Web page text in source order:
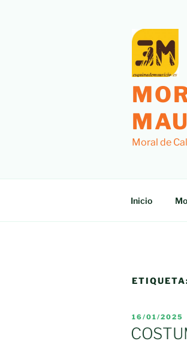
Moral de
Inicio
PUBLICADO
EL
16/01/2025